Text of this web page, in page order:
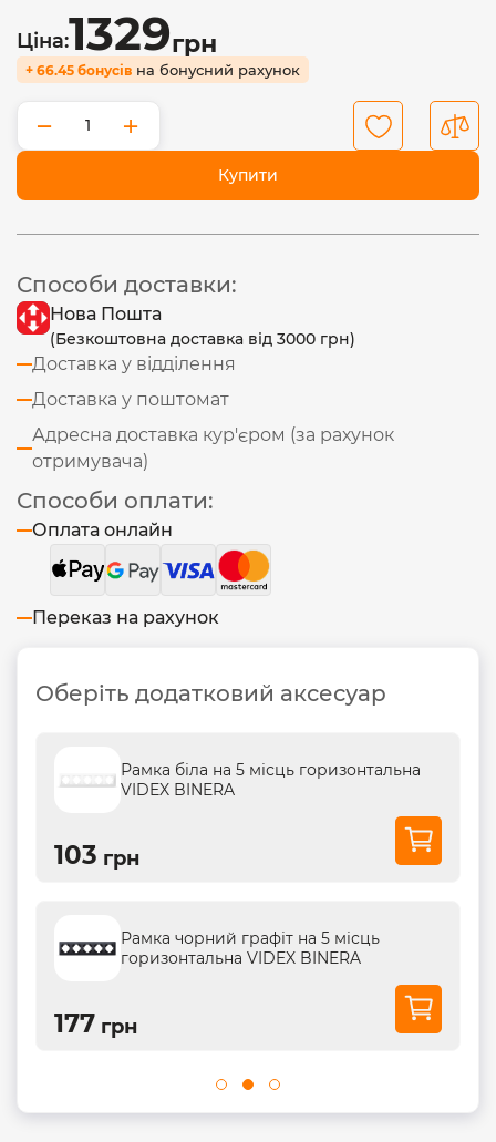
Ціна:1329грн
+ 66.45 бонусів на бонусний рахунок
− +
Купити
Способи доставки:
Нова Пошта
(Безкоштовна доставка від 3000 грн)
Доставка у відділення
Доставка у поштомат
Адресна доставка кур'єром (за рахунок
отримувача)
Способи оплати:
Оплата онлайн
Переказ на рахунок
Оберіть додатковий аксесуар
горизонтальна
Рамка кремова на 5
на 5 місць
BINERA